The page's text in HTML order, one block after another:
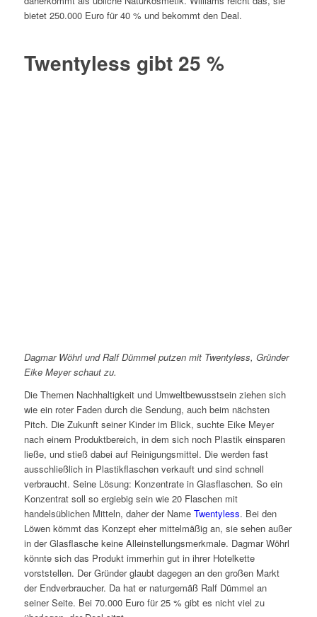
bietet 250.000 Euro für 40 % und bekommt den Deal.
Twentyless gibt 25 %
Dagmar Wöhrl und Ralf Dümmel putzen mit Twentyless, Gründer
Eike Meyer schaut zu.
Die Themen Nachhaltigkeit und Umweltbewusstsein ziehen sich
wie ein roter Faden durch die Sendung, auch beim nächsten
Pitch. Die Zukunft seiner Kinder im Blick, suchte Eike Meyer
nach einem Produktbereich, in dem sich noch Plastik einsparen
ließe, und stieß dabei auf Reinigungsmittel. Die werden fast
ausschließlich in Plastikflaschen verkauft und sind schnell
verbraucht. Seine Lösung: Konzentrate in Glasflaschen. So ein
Konzentrat soll so ergiebig sein wie 20 Flaschen mit
handelsüblichen Mitteln, daher der Name Twentyless. Bei den
Löwen kömmt das Konzept eher mittelmäßig an, sie sehen außer
in der Glasflasche keine Alleinstellungsmerkmale. Dagmar Wöhrl
könnte sich das Produkt immerhin gut in ihrer Hotelkette
vorststellen. Der Gründer glaubt dagegen an den großen Markt
der Endverbraucher. Da hat er naturgemäß Ralf Dümmel an
seiner Seite. Bei 70.000 Euro für 25 % gibt es nicht viel zu